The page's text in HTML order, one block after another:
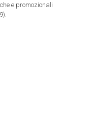
e promozionali